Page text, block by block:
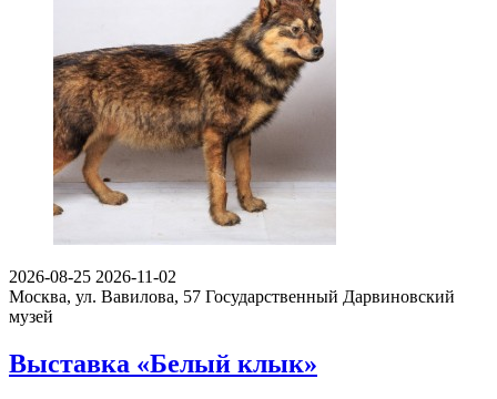
2026-08-25 2026-11-02
Москва, ул. Вавилова, 57 Государственный Дарвиновский
музей
Выставка «Белый клык»